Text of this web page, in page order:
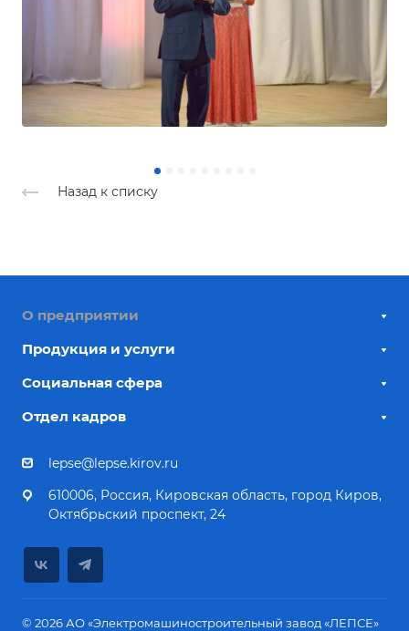
Назад к списку
О предприятии
Продукция и услуги
Социальная сфера
Отдел кадров
lepse@lepse.kirov.ru
610006, Россия, Кировская область, город Киров,
Октябрьский проспект, 24
© 2026 АО «Электромашиностроительный завод «ЛЕПСЕ»